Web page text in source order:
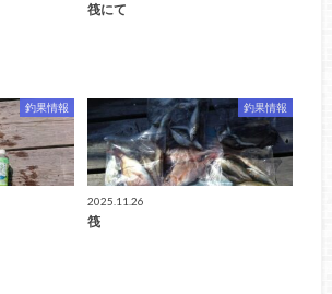
筏にて
釣果情報 釣果情報
2025.11.26
筏